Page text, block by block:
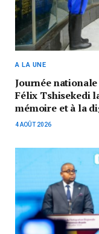
A LA UNE
Journée nationale
Félix Tshisekedi
mémoire et à la
4 AOÛT 2026